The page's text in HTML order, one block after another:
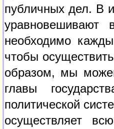
публичных дел. В
уравновешивают
необходимо
чтобы
образом, мы
главы
политической
осуществляет